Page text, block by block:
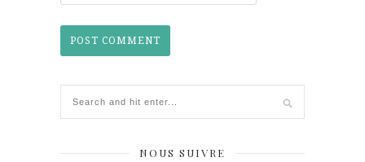
NOUS SUIVRE